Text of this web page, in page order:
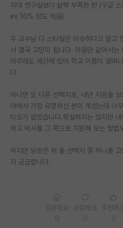
취업 게시판
임용 후기 게시판
PI 전용 게시판
특수/전문대학원 게시판
반도체/AI 게시판
학술 정보 게시판
자대 연구실보다 살짝 부족한 편 (구글
ex 16% 정도 적음).
두 교수님 다 스타일은 비슷하다고 알고
서 결국 고민이 됩니다. 마음만 같아서는
아무래도 세간에 있어 학교 이름이 얼마
다.
아니면 또 다른 선택지로, 내년 지원을
야에서 가장 유명하신 분이 계셨는데 너
티오가 없었습니다.확실하지는 않지만
하고 박사를 그 쪽으로 지원해 보는 방법
하지만 당장은 저 둘 선택지 중 하나를
지 궁금합니다.